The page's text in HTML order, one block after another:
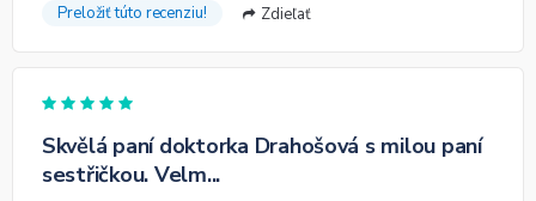
Preložiť túto recenziu! Zdieľať
Skvělá paní doktorka Drahošová s milou paní
sestřičkou. Velm...